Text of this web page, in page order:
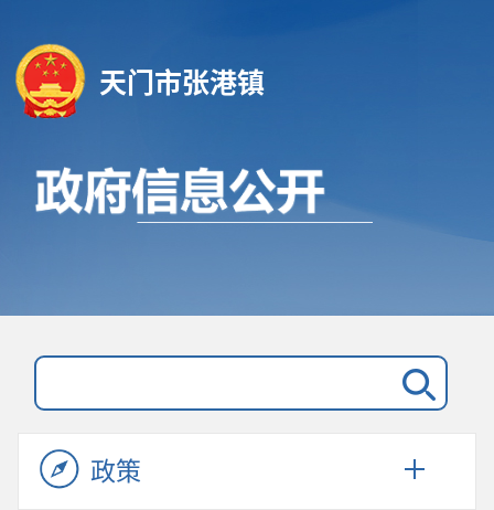
天门市张港镇
政策